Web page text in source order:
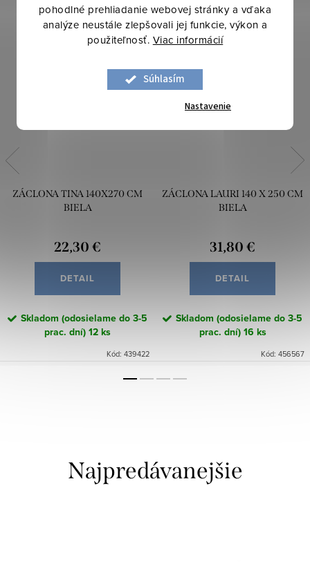
pohodlné prehliadanie webovej stránky a vďaka
analýze neustále zlepšovali jej funkcie, výkon a
použiteľnosť. Viac informácií
Súhlasím
Nastavenie
ZÁCLONA TINA 140X270 CM
BIELA
22,30 €
DETAIL
Skladom (odosielame do 3-5
prac. dní) 12 ks
Kód: 439422
ZÁCLONA LAURI 140 X 250 CM
BIELA
31,80 €
DETAIL
Skladom (odosielame do 3-5
prac. dní) 16 ks
Kód: 456567
Najpredávanejšie